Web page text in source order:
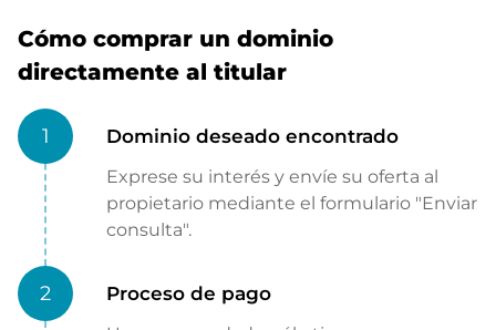
Cómo comprar un dominio
directamente al titular
1 Dominio deseado encontrado
Exprese su interés y envíe su oferta al
propietario mediante el formulario "Enviar
consulta".
2 Proceso de pago